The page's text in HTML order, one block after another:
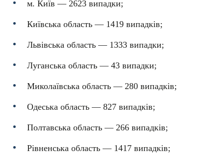
м. Київ — 2623 випадки;
Київська область — 1419 випадків;
Львівська область — 1333 випадки;
Луганська область — 43 випадки;
Миколаївська область — 280 випадків;
Одеська область — 827 випадків;
Полтавська область — 266 випадків;
Рівненська область — 1417 випадків;